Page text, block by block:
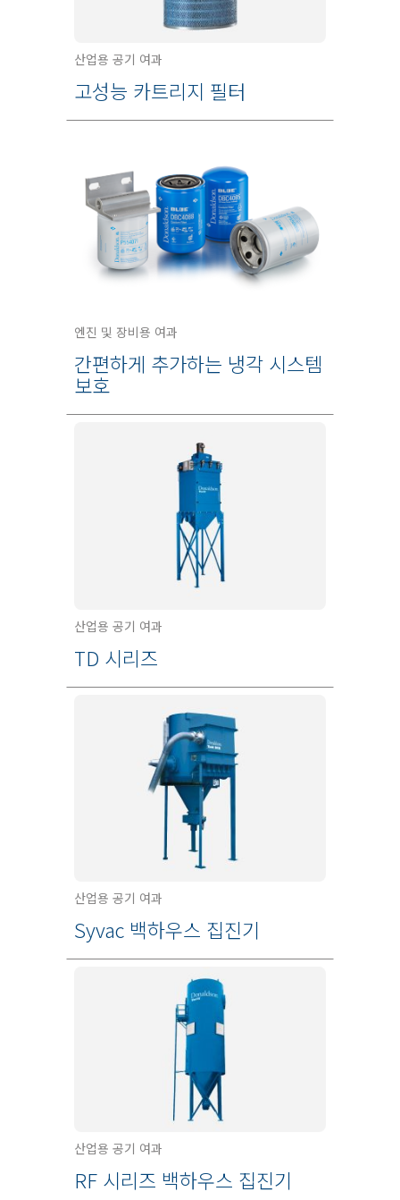
산업용 공기 여과
고성능 카트리지 필터
엔진 및 장비용 여과
간편하게 추가하는 냉각 시스템
보호
산업용 공기 여과
TD 시리즈
산업용 공기 여과
Syvac 백하우스 집진기
산업용 공기 여과
RF 시리즈 백하우스 집진기